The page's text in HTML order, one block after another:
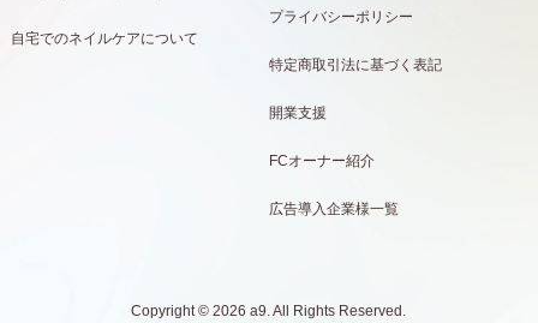
自宅でのネイルケアについて
プライバシーポリシー
特定商取引法に基づく表記
開業支援
FCオーナー紹介
広告導入企業様一覧
Copyright © 2026 a9. All Rights Reserved.